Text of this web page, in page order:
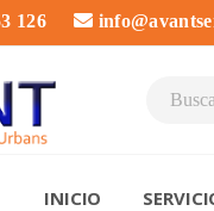
126
INICIO